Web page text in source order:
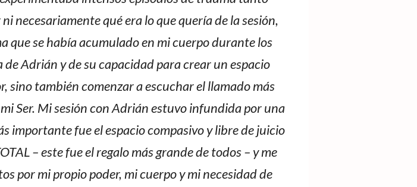
necesariamente qué era lo que quería de la sesión,
que se había acumulado en mi cuerpo durante los
Adrián y de su capacidad para crear un espacio
sino también comenzar a escuchar el llamado más
Ser. Mi sesión con Adrián estuvo infundida por una
importante fue el espacio compasivo y libre de juicio
– este fue el regalo más grande de todos – y me
por mi propio poder, mi cuerpo y mi necesidad de